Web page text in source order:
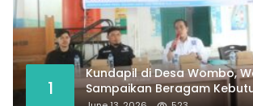
1
Kundapil di Desa Wombo,
Sampaikan Beragam